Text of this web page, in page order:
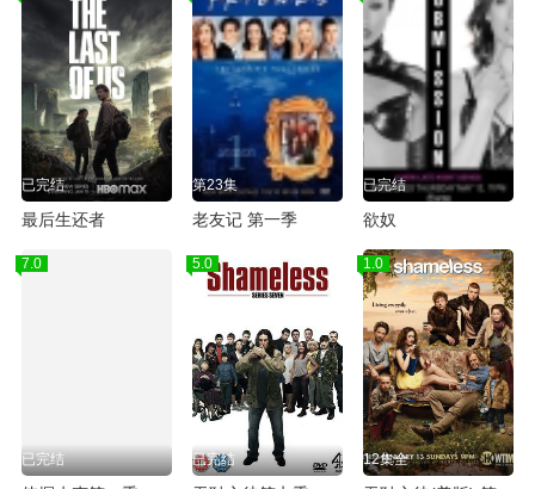
已完结
最后生还者
第23集
老友记 第一季
已完结
欲奴
7.0
已完结
5.0
已完结
1.0
12集全